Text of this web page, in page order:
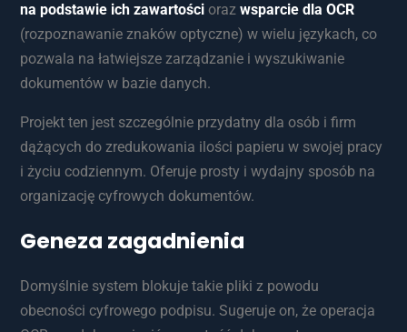
na podstawie ich zawartości oraz wsparcie dla OCR
(rozpoznawanie znaków optyczne) w wielu językach, co
pozwala na łatwiejsze zarządzanie i wyszukiwanie
dokumentów w bazie danych.
Projekt ten jest szczególnie przydatny dla osób i firm
dążących do zredukowania ilości papieru w swojej pracy
i życiu codziennym. Oferuje prosty i wydajny sposób na
organizację cyfrowych dokumentów.
Geneza zagadnienia
Domyślnie system blokuje takie pliki z powodu
obecności cyfrowego podpisu. Sugeruje on, że operacja